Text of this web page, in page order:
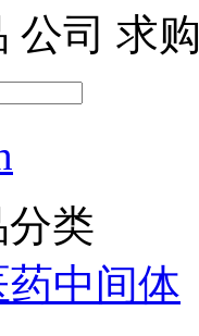
公司 求购
分类
药中间体